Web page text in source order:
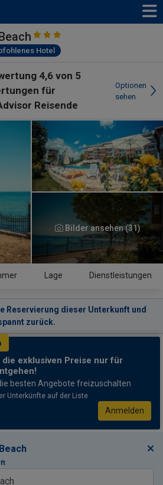
Hotel
Optionen
sehen
Bilder ansehen (31)
Lage Dienstleistungen
Reservierung dieser Unterkunft und
zurück.
die exklusiven Preise nur für
besten Angebote freizuschalten
Unterkünfte auf der Liste
Anmelden